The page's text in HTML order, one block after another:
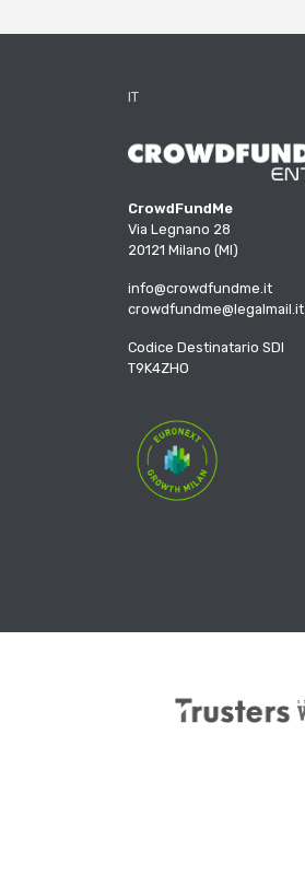
IT
CrowdFundMe
Via Legnano 28
20121 Milano (MI)
info@crowdfundme.it
crowdfundme@legalmail.it
Codice Destinatario SDI
T9K4ZHO